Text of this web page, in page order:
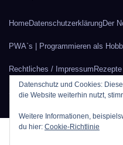
HomeDatenschutzerklärungDer
PWA`s | Programmieren als
Rechtliches / Impressum
SauerstoffberechnungWerbung
Datenschutz und Cookies:
die Website weiterhin nutzt,
Weitere Informationen,
du hier: Cookie-Richtlinie